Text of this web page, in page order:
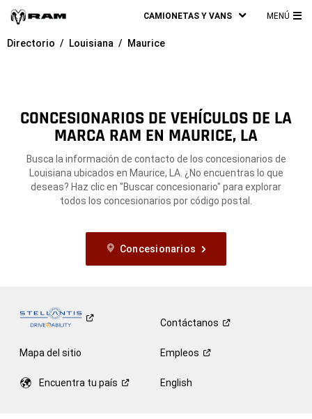
CAMIONETAS Y VANS MENÚ
Directorio Louisiana Maurice
CONCESIONARIOS DE VEHÍCULOS DE LA
MARCA RAM EN MAURICE, LA
Busca la información de contacto de los concesionarios de
Louisiana ubicados en Maurice, LA. ¿No encuentras lo que
deseas? Haz clic en "Buscar concesionario" para explorar
todos los concesionarios por código postal.
Concesionarios
Contáctanos
Mapa del sitio Empleos
Encuentra tu país English